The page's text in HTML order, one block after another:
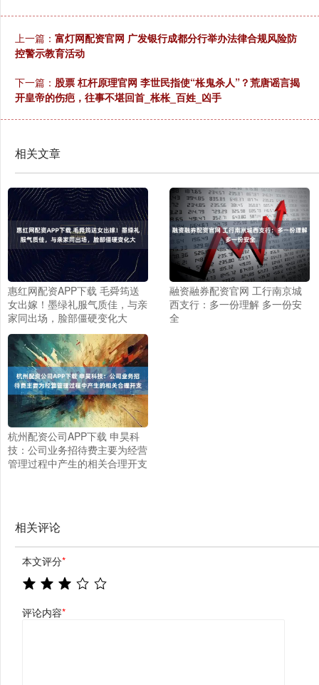
上一篇： 富灯网配资官网 广发银行成都分行举办法律合规风险防
控警示教育活动
下一篇： 股票 杠杆原理官网 李世民指使“枨鬼杀人”？荒唐谣言揭
开皇帝的伤疤，往事不堪回首_枨枨_百姓_凶手
相关文章
惠红网配资APP下载 毛舜筠送
女出嫁！墨绿礼服气质佳，与亲
家同出场，脸部僵硬变化大
融资融券配资官网 工行南京城
西支行：多一份理解 多一份安
全
杭州配资公司APP下载 申昊科
技：公司业务招待费主要为经营
管理过程中产生的相关合理开支
相关评论
本文评分*
评论内容*